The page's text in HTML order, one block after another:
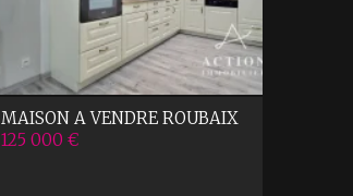
MAISON A VENDRE ROUBAIX
125 000 €